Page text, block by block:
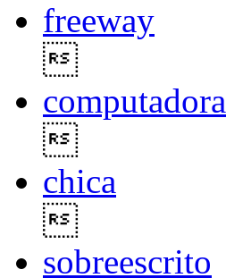
freeway
computadora
chica
sobreescrito